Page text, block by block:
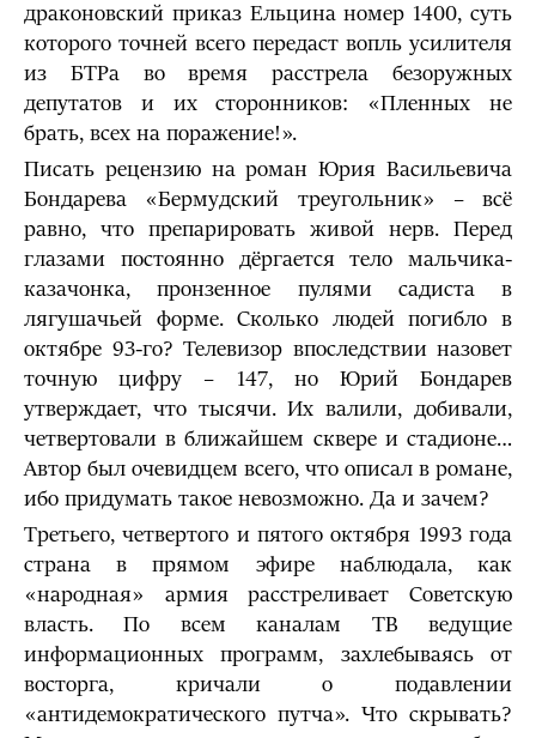
драконовский приказ Ельцина номер 1400, суть
которого точней всего передаст вопль усилителя
из БТРа во время расстрела безоружных
депутатов и их сторонников: «Пленных не
брать, всех на поражение!».
Писать рецензию на роман Юрия Васильевича
Бондарева «Бермудский треугольник» – всё
равно, что препарировать живой нерв. Перед
глазами постоянно дёргается тело мальчика-
казачонка, пронзенное пулями садиста в
лягушачьей форме. Сколько людей погибло в
октябре 93-го? Телевизор впоследствии назовет
точную цифру – 147, но Юрий Бондарев
утверждает, что тысячи. Их валили, добивали,
четвертовали в ближайшем сквере и стадионе…
Автор был очевидцем всего, что описал в романе,
ибо придумать такое невозможно. Да и зачем?
Третьего, четвертого и пятого октября 1993 года
страна в прямом эфире наблюдала, как
«народная» армия расстреливает Советскую
власть. По всем каналам ТВ ведущие
информационных программ, захлебываясь от
восторга, кричали о подавлении
«антидемократического путча». Что скрывать?